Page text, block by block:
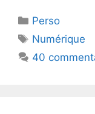
er
b
o
Catégories
Perso
Étiquettes
Numérique
40